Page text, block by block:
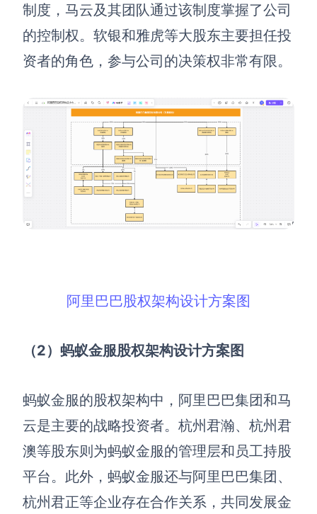
制度，马云及其团队通过该制度掌握了公司
的控制权。软银和雅虎等大股东主要担任投
资者的角色，参与公司的决策权非常有限。
阿里巴巴股权架构设计方案图
（2）蚂蚁金服股权架构设计方案图
蚂蚁金服的股权架构中，阿里巴巴集团和马
云是主要的战略投资者。杭州君瀚、杭州君
澳等股东则为蚂蚁金服的管理层和员工持股
平台。此外，蚂蚁金服还与阿里巴巴集团、
杭州君正等企业存在合作关系，共同发展金